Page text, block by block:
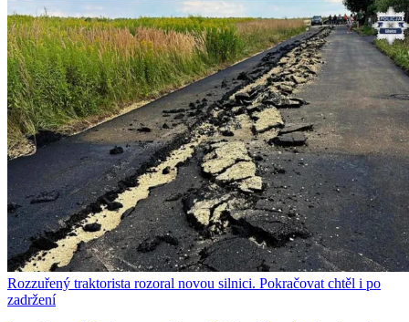
Rozzuřený traktorista rozoral novou silnici. Pokračovat chtěl i po
zadržení